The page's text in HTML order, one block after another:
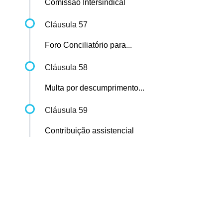
Comissão Intersindical
Cláusula 57
Foro Conciliatório para...
Cláusula 58
Multa por descumprimento...
Cláusula 59
Contribuição assistencial